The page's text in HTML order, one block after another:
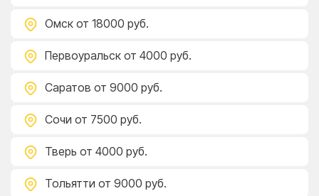
Омск от 18000 руб.
Первоуральск от 4000 руб.
Саратов от 9000 руб.
Сочи от 7500 руб.
Тверь от 4000 руб.
Тольятти от 9000 руб.